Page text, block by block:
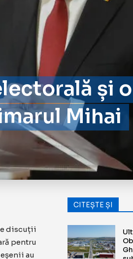
și o
Mihai
discuții
pentru
au
CITEȘTE ȘI